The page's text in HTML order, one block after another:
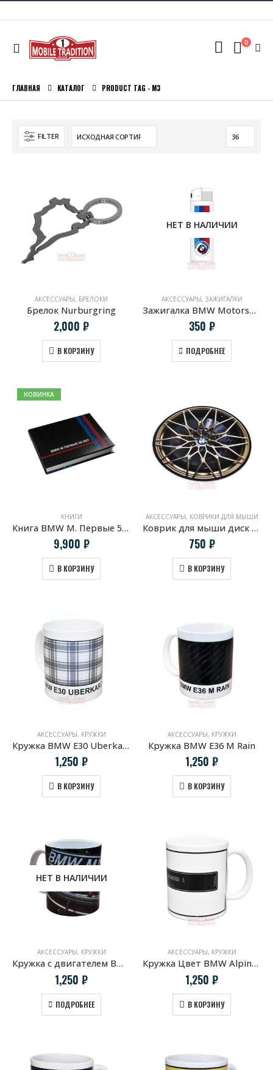
0
ГЛАВНАЯ КАТАЛОГ PRODUCT TAG - M3
FILTER
АКСЕССУАРЫ, БРЕЛОКИ
Брелок Nurburgring
2,000 ₽
В КОРЗИНУ
НЕТ В НАЛИЧИИ
АКСЕССУАРЫ, ЗАЖИГАЛКИ
Зажигалка BMW Motorsport Heritage
350 ₽
ПОДРОБНЕЕ
НОВИНКА
КНИГИ
Книга BMW M. Первые 50 лет.
9,900 ₽
В КОРЗИНУ
АКСЕССУАРЫ, КОВРИКИ ДЛЯ МЫШИ
Коврик для мыши диск BMW Cross-spoke 1000M Gold Bronze
750 ₽
В КОРЗИНУ
АКСЕССУАРЫ, КРУЖКИ
Кружка BMW E30 Uberkaro
1,250 ₽
В КОРЗИНУ
АКСЕССУАРЫ, КРУЖКИ
Кружка BMW E36 M Rain
1,250 ₽
В КОРЗИНУ
НЕТ В НАЛИЧИИ
АКСЕССУАРЫ, КРУЖКИ
Кружка с двигателем BMW S14B25
1,250 ₽
ПОДРОБНЕЕ
АКСЕССУАРЫ, КРУЖКИ
Кружка Цвет BMW Alpinweiss 3
1,250 ₽
В КОРЗИНУ